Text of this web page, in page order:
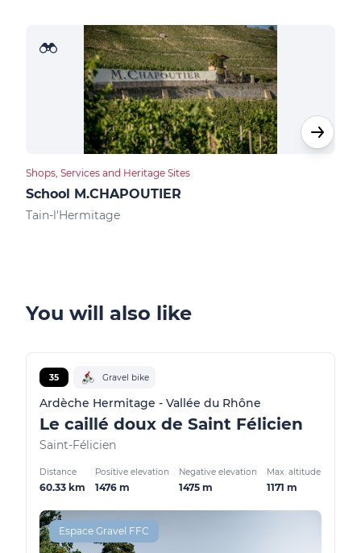
Shops, Services and Heritage Sites
School M.CHAPOUTIER
Tain-l'Hermitage
You will also like
35 Gravel bike
Ardèche Hermitage - Vallée du Rhône
Le caillé doux de Saint Félicien
Saint-Félicien
Distance
60.33 km
Positive elevation
1476 m
Negative elevation
1475 m
Max. altitude
1171 m
Espace Gravel FFC